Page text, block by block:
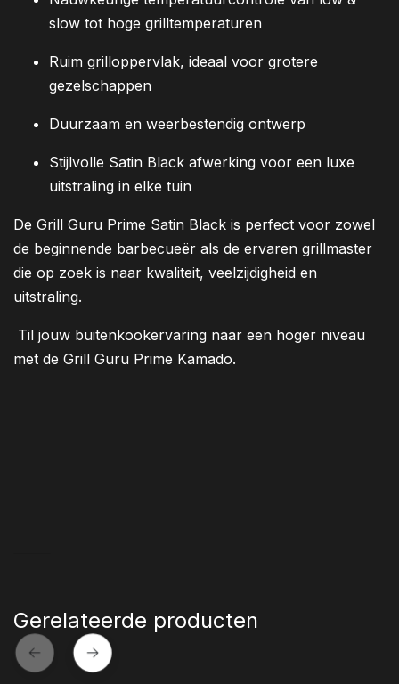
slow tot hoge grilltemperaturen
Ruim grilloppervlak, ideaal voor grotere
gezelschappen
Duurzaam en weerbestendig ontwerp
Stijlvolle Satin Black afwerking voor een luxe
uitstraling in elke tuin
De Grill Guru Prime Satin Black is perfect voor zowel
de beginnende barbecueër als de ervaren grillmaster
die op zoek is naar kwaliteit, veelzijdigheid en
uitstraling.
Til jouw buitenkookervaring naar een hoger niveau
met de Grill Guru Prime Kamado.
Gerelateerde producten